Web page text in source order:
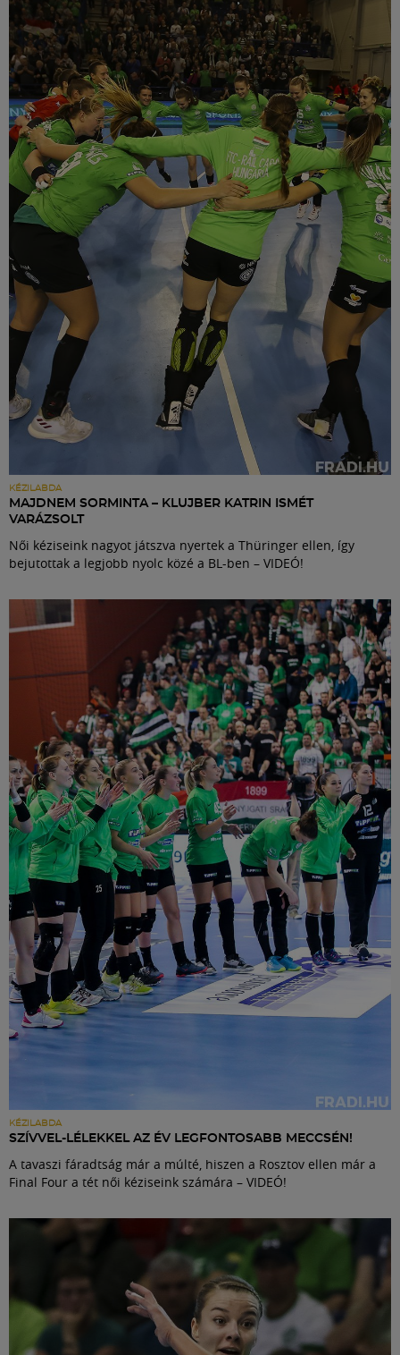
KÉZILABDA
MAJDNEM SORMINTA – KLUJBER KATRIN ISMÉT
VARÁZSOLT
Női kéziseink nagyot játszva nyertek a Thüringer ellen, így
bejutottak a legjobb nyolc közé a BL-ben – VIDEÓ!
KÉZILABDA
SZÍVVEL-LÉLEKKEL AZ ÉV LEGFONTOSABB MECCSÉN!
A tavaszi fáradtság már a múlté, hiszen a Rosztov ellen már a
Final Four a tét női kéziseink számára – VIDEÓ!